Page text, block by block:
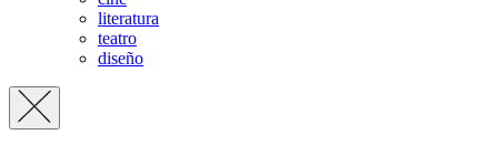
literatura
teatro
diseño